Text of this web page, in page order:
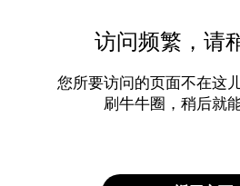
访问频繁，请
您所要访问的页面不在这
刷牛牛圈，稍后就